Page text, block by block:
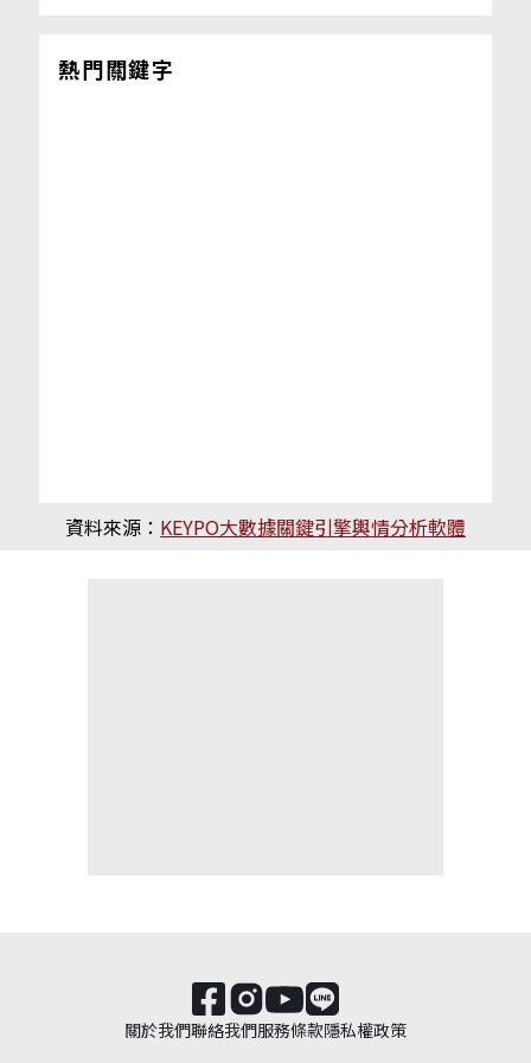
熱門關鍵字
資料來源： KEYPO大數據關鍵引擎輿情分析軟體
關於我們聯絡我們服務條款隱私權政策